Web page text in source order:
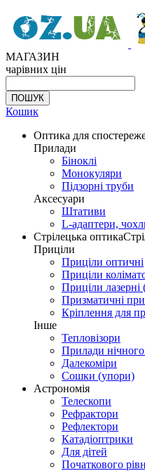
МАГАЗИН
чарівних цін
Кошик
Оптика для
Прилади
Біноклі
Монокуляри
Підзорні труби
Аксесуари
Штативи
L-адаптери,
Стрілецька оптика
Приціли
Приціли оптичні
Приціли
Приціли
Призматичні
Кріплення для
Інше
Тепловізори
Прилади
Далекоміри
Сошки (упори)
Астрономія
Телескопи
Рефрактори
Рефлектори
Катадіоптрики
Для дітей
Початкового